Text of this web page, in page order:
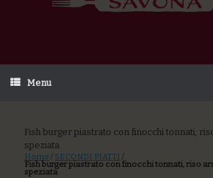
Menu
Fish burger piastrato con finocchi tonnati,
speziata
Home / SECONDI PIATTI /
Fish burger piastrato con finocchi tonnati, riso
speziata